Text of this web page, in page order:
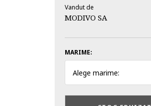
Vandut de
MODIVO SA
MARIME:
Alege marime: